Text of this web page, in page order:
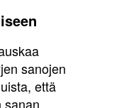
sanojen
että
sanan